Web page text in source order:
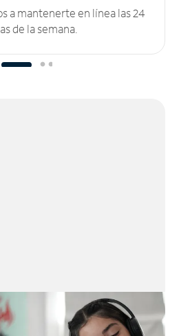
a mantenerte en línea las 24
de la semana.